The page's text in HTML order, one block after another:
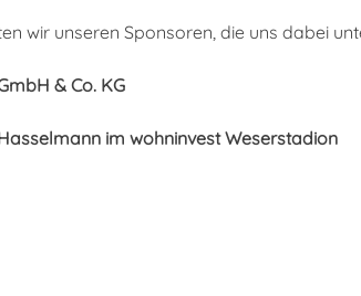
wir unseren Sponsoren, die uns dabei
& Co. KG
im wohninvest Weserstadion